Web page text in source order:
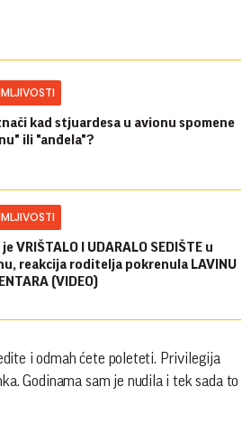
kad stjuardesa u avionu spomene
ili "anđela"?
VRIŠTALO I UDARALO SEDIŠTE u
reakcija roditelja pokrenula LAVINU
(VIDEO)
i odmah ćete poleteti. Privilegija
Godinama sam je nudila i tek sada to